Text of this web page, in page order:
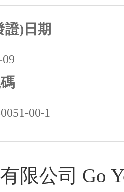
證)日期
09
00-1
限公司 Go